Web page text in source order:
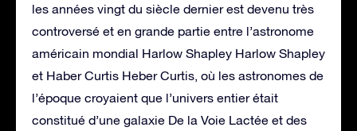
les années vingt du siècle dernier est devenu très
controversé et en grande partie entre l’astronome
américain mondial Harlow Shapley Harlow Shapley
et Haber Curtis Heber Curtis, où les astronomes de
l’époque croyaient que l’univers entier était
constitué d’une galaxie De la Voie Lactée et des